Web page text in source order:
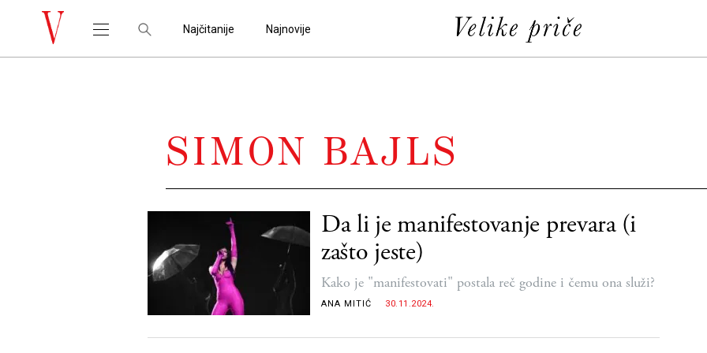
Najčitanije Najnovije
SIMON BAJLS
Da li je manifestovanje prevara (i
zašto jeste)
Kako je "manifestovati" postala reč godine i čemu ona služi?
ANA MITIĆ 30.11.2024.